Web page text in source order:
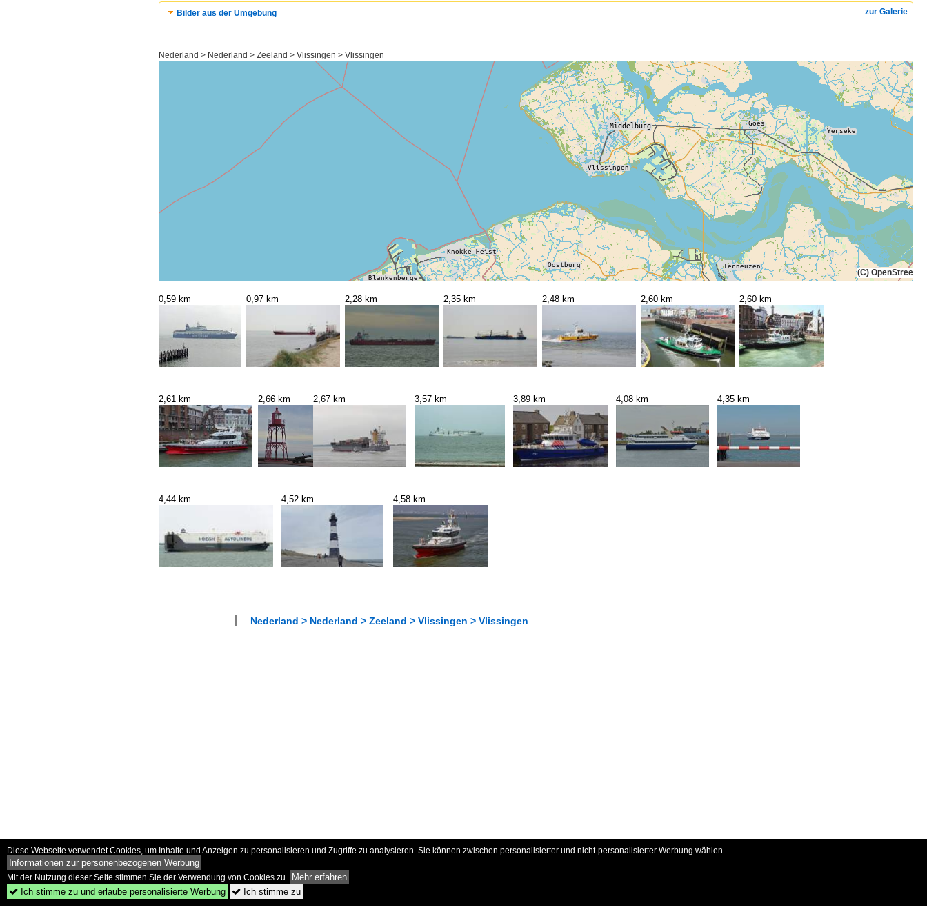
zur Galerie
Bilder aus der Umgebung
Nederland > Nederland > Zeeland > Vlissingen > Vlissingen
(C)
0,59 km 0,97 km 2,28 km 2,35 km 2,48 km 2,60 km 2,60 km
2,61 km 2,66 km 2,67 km 3,57 km 3,89 km 4,08 km 4,35 km
4,44 km 4,52 km 4,58 km
Nederland > Nederland > Zeeland > Vlissingen > Vlissingen
Diese Webseite verwendet Cookies, um Inhalte und Anzeigen zu personalisieren und Zugriffe zu analysieren. Sie können zwischen personalisierter und nicht-personalisierter Werbung wählen.
Informationen zur personenbezogenen Werbung
Mit der Nutzung dieser Seite stimmen Sie der Verwendung von Cookies zu. Mehr erfahren
 Ich stimme zu und erlaube personalisierte Werbung  Ich stimme zu